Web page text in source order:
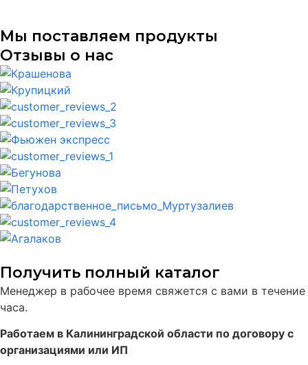
Мы поставляем продукты
Отзывы о нас
Получить полный каталог
Менеджер в рабочее время свяжется с вами в течение
часа.
Работаем в Калининградской области по договору с
организациями или ИП